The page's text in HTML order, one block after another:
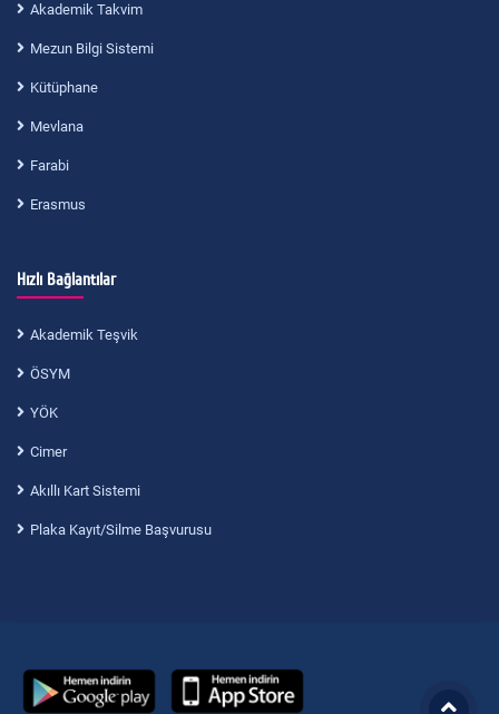
Akademik Takvim
Mezun Bilgi Sistemi
Kütüphane
Mevlana
Farabi
Erasmus
Hızlı Bağlantılar
Akademik Teşvik
ÖSYM
YÖK
Cimer
Akıllı Kart Sistemi
Plaka Kayıt/Silme Başvurusu